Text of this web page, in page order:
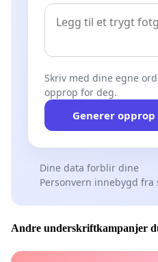
Skriv med dine egne
opprop for deg.
Generer opprop
Dine data forblir dine
Personvern innebygd fra
Andre underskriftkampanjer